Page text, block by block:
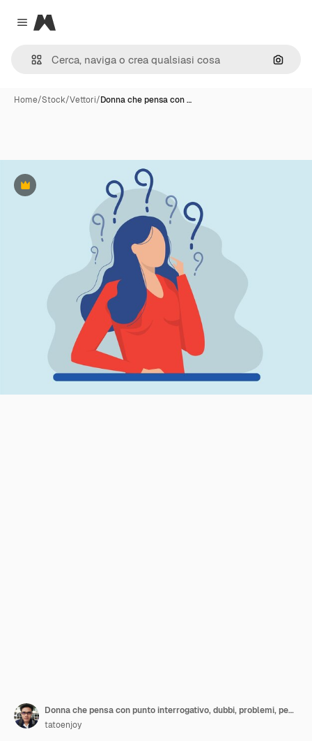
Close menu
Magnific
Cerca
Home/Stock/Vettori/Donna che pensa con …
Premium
Donna che pensa con punto interrogativo, dubbi, problemi, pensieri, emozioni. Domanda curiosa della donna
tatoenjoy